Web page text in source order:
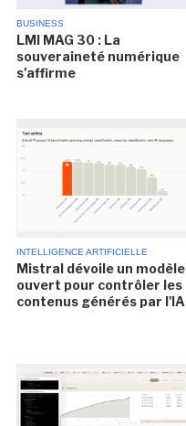
BUSINESS
LMI MAG 30 : La
souveraineté numérique
s'affirme
INTELLIGENCE ARTIFICIELLE
Mistral dévoile un modèle
ouvert pour contrôler les
contenus générés par l'IA